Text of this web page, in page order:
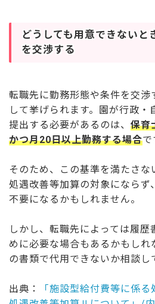
どうしても用意できないと
を交渉する
転職先に勤務形態や条件を交渉
して挙げられます。園が行政・
提出する必要があるのは、 保育
かつ月20日以上勤務する場合で
そのため、この基準を満たさ
処遇改善等加算の対象にならず
不要になるかもしれません。
しかし、転職先によっては履歴
めに必要な場合もあるかもしれ
の書類で代用できないか相談し
出典：
「施設型給付費等に係